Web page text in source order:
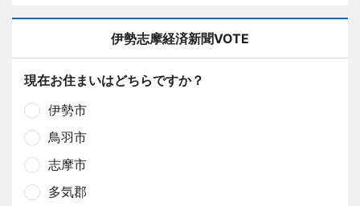
伊勢志摩経済新聞VOTE
現在お住まいはどちらですか？
伊勢市
鳥羽市
志摩市
多気郡